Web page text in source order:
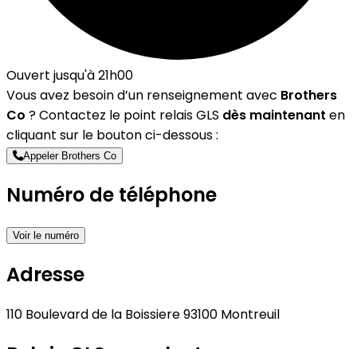
Ouvert jusqu'à 21h00
Vous avez besoin d’un renseignement avec Brothers
Co ? Contactez le point relais GLS dès maintenant en
cliquant sur le bouton ci-dessous :
Appeler Brothers Co
Numéro de téléphone
Voir le numéro
Adresse
110 Boulevard de la Boissiere 93100 Montreuil